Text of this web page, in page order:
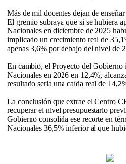
Más de mil docentes dejan de
El gremio subraya que si se hubiera
Nacionales en diciembre de 2025
implicado un crecimiento real de
apenas 3,6% por debajo del nivel de
En cambio, el Proyecto del Gobierno
Nacionales en 2026 en 12,4%,
resultado sería una caída real de
La conclusión que extrae el Centro
recuperar el nivel presupuestario
Gobierno consolida ese recorte en
Nacionales 36,5% inferior al que